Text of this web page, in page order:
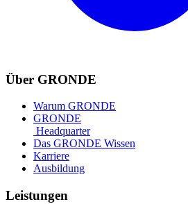
Über GRONDE
Warum GRONDE
GRONDE
Headquarter
Das GRONDE Wissen
Karriere
Ausbildung
Leistungen